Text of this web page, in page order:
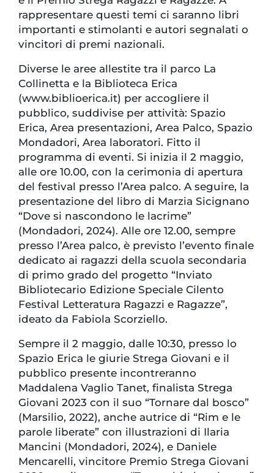
rappresentare questi temi ci saranno libri
importanti e stimolanti e autori segnalati o
vincitori di premi nazionali.
Diverse le aree allestite tra il parco La
Collinetta e la Biblioteca Erica
(www.biblioerica.it) per accogliere il
pubblico, suddivise per attività: Spazio
Erica, Area presentazioni, Area Palco, Spazio
Mondadori, Area laboratori. Fitto il
programma di eventi. Si inizia il 2 maggio,
alle ore 10.00, con la cerimonia di apertura
del festival presso l’Area palco. A seguire, la
presentazione del libro di Marzia Sicignano
“Dove si nascondono le lacrime”
(Mondadori, 2024). Alle ore 12.00, sempre
presso l’Area palco, è previsto l’evento finale
dedicato ai ragazzi della scuola secondaria
di primo grado del progetto “Inviato
Bibliotecario Edizione Speciale Cilento
Festival Letteratura Ragazzi e Ragazze”,
ideato da Fabiola Scorziello.
Sempre il 2 maggio, dalle 10:30, presso lo
Spazio Erica le giurie Strega Giovani e il
pubblico presente incontreranno
Maddalena Vaglio Tanet, finalista Strega
Giovani 2023 con il suo “Tornare dal bosco”
(Marsilio, 2022), anche autrice di “Rim e le
parole liberate” con illustrazioni di Ilaria
Mancini (Mondadori, 2024), e Daniele
Mencarelli, vincitore Premio Strega Giovani